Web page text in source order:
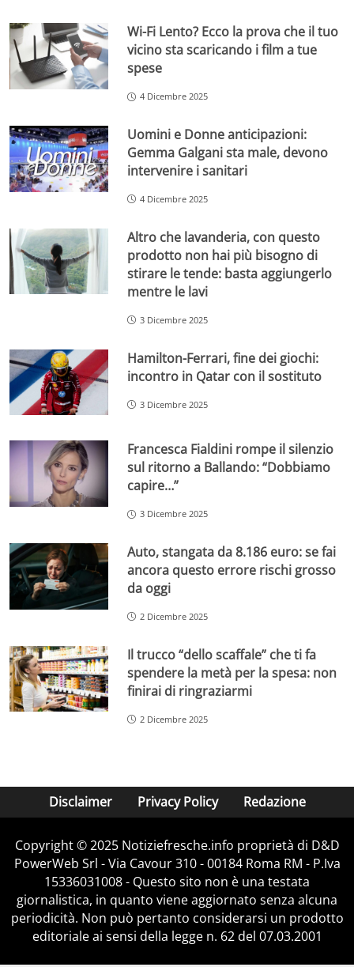
Wi-Fi Lento? Ecco la prova che il tuo
vicino sta scaricando i film a tue
spese
4 Dicembre 2025
Uomini e Donne anticipazioni:
Gemma Galgani sta male, devono
intervenire i sanitari
4 Dicembre 2025
Altro che lavanderia, con questo
prodotto non hai più bisogno di
stirare le tende: basta aggiungerlo
mentre le lavi
3 Dicembre 2025
Hamilton-Ferrari, fine dei giochi:
incontro in Qatar con il sostituto
3 Dicembre 2025
Francesca Fialdini rompe il silenzio
sul ritorno a Ballando: “Dobbiamo
capire…”
3 Dicembre 2025
Auto, stangata da 8.186 euro: se fai
ancora questo errore rischi grosso
da oggi
2 Dicembre 2025
Il trucco “dello scaffale” che ti fa
spendere la metà per la spesa: non
finirai di ringraziarmi
2 Dicembre 2025
Disclaimer Privacy Policy Redazione
Copyright © 2025 Notiziefresche.info proprietà di D&D
PowerWeb Srl - Via Cavour 310 - 00184 Roma RM - P.Iva
15336031008 - Questo sito non è una testata
giornalistica, in quanto viene aggiornato senza alcuna
periodicità. Non può pertanto considerarsi un prodotto
editoriale ai sensi della legge n. 62 del 07.03.2001